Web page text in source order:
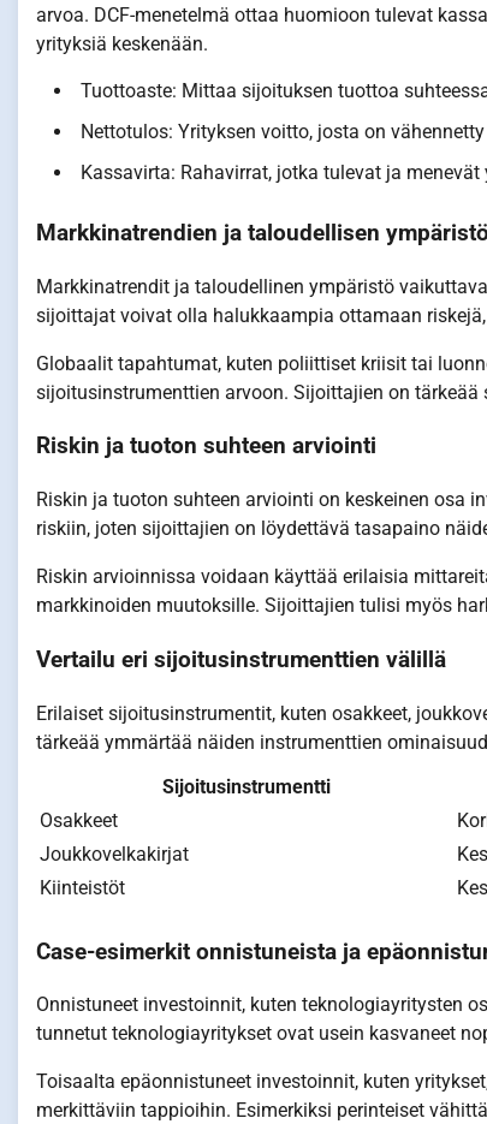
arvoa. DCF-menetelmä ottaa huomioon tulevat
yrityksiä keskenään.
Tuottoaste: Mittaa sijoituksen tuottoa
Nettotulos: Yrityksen voitto, josta on
Kassavirta: Rahavirrat, jotka tulevat ja menevät
Markkinatrendien ja taloudellisen
Markkinatrendit ja taloudellinen ympäristö
sijoittajat voivat olla halukkaampia ottamaan
Globaalit tapahtumat, kuten poliittiset kriisit tai
sijoitusinstrumenttien arvoon. Sijoittajien on
Riskin ja tuoton suhteen arviointi
Riskin ja tuoton suhteen arviointi on keskeinen osa
riskiin, joten sijoittajien on löydettävä tasapaino
Riskin arvioinnissa voidaan käyttää erilaisia
markkinoiden muutoksille. Sijoittajien tulisi myös
Vertailu eri sijoitusinstrumenttien välillä
Erilaiset sijoitusinstrumentit, kuten osakkeet,
tärkeää ymmärtää näiden instrumenttien
Sijoitusinstrumentti
Osakkeet
Joukkovelkakirjat
Kiinteistöt
Case-esimerkit onnistuneista ja
Onnistuneet investoinnit, kuten teknologiayritysten
tunnetut teknologiayritykset ovat usein kasvaneet
Toisaalta epäonnistuneet investoinnit, kuten
merkittäviin tappioihin. Esimerkiksi perinteiset